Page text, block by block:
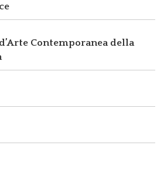
Contemporanea della